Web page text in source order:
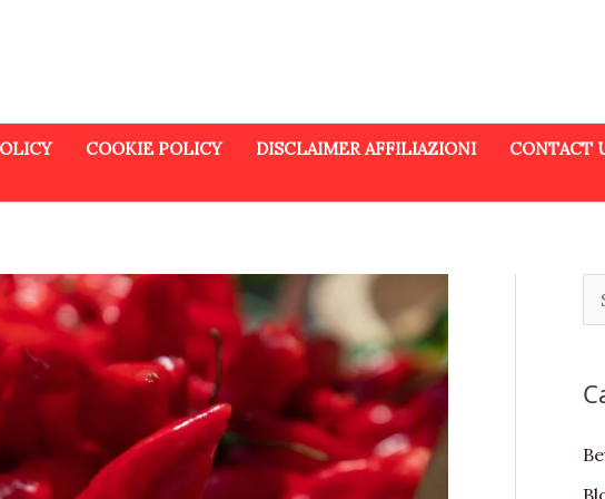
COOKIE POLICY DISCLAIMER AFFILIAZIONI
CONTACT
e
r